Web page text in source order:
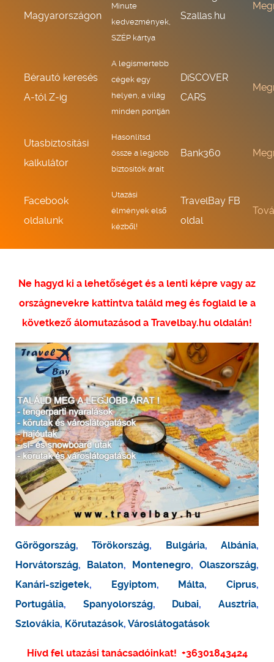
Magyarországon
Minute
kedvezmények,
SZÉP kártya
Szallas.hu
Bérautó keresés
A-tól Z-ig
A legismertebb
cégek egy
helyen, a világ
minden pontján
DiSCOVER
CARS
Utasbiztosítási
kalkulátor
Hasonlítsd
össze a legjobb
biztosítók árait
Bank360
Facebook
oldalunk
Utazási
élmények első
kézből!
TravelBay FB
oldal
Ne hagyd ki a lehetőséget és a lenti képre vagy az
országnevekre kattintva találd meg és foglald le a
következő álomutazásod a Travelbay.hu oldalán!
Görögország,Törökország, Bulgária,Albánia,
Horvátország, Balaton, Montenegro, Olaszország,
Kanári-szigetek, Egyiptom, Málta,Ciprus,
Portugália, Spanyolország, Dubai,Ausztria,
Szlovákia, Körutazások, Városlátogatások
Hívd fel utazási tanácsadóinkat! +36301843424